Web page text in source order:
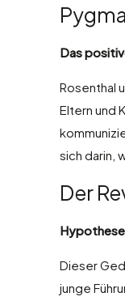
Das
Rosenthal
Eltern und
sich darin,
Der
Dieser
junge